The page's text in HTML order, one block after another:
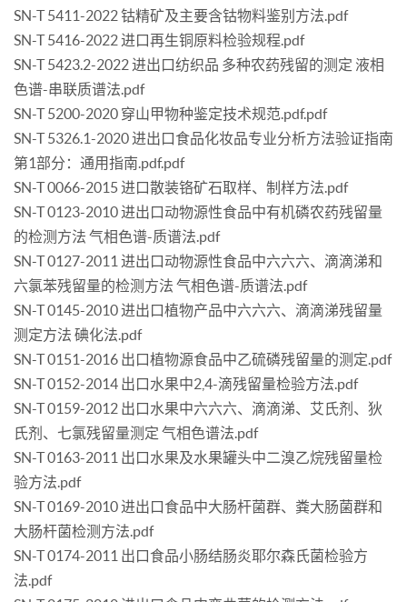
SN-T 5411-2022 钴精矿及主要含钴物料鉴别方法.pdf
SN-T 5416-2022 进口再生铜原料检验规程.pdf
SN-T 5423.2-2022 进出口纺织品 多种农药残留的测定 液相
色谱-串联质谱法.pdf
SN-T 5200-2020 穿山甲物种鉴定技术规范.pdf.pdf
SN-T 5326.1-2020 进出口食品化妆品专业分析方法验证指南
第1部分：通用指南.pdf.pdf
SN-T 0066-2015 进口散装铬矿石取样、制样方法.pdf
SN-T 0123-2010 进出口动物源性食品中有机磷农药残留量
的检测方法 气相色谱-质谱法.pdf
SN-T 0127-2011 进出口动物源性食品中六六六、滴滴涕和
六氯苯残留量的检测方法 气相色谱-质谱法.pdf
SN-T 0145-2010 进出口植物产品中六六六、滴滴涕残留量
测定方法 碘化法.pdf
SN-T 0151-2016 出口植物源食品中乙硫磷残留量的测定.pdf
SN-T 0152-2014 出口水果中2,4-滴残留量检验方法.pdf
SN-T 0159-2012 出口水果中六六六、滴滴涕、艾氏剂、狄
氏剂、七氯残留量测定 气相色谱法.pdf
SN-T 0163-2011 出口水果及水果罐头中二溴乙烷残留量检
验方法.pdf
SN-T 0169-2010 进出口食品中大肠杆菌群、粪大肠菌群和
大肠杆菌检测方法.pdf
SN-T 0174-2011 出口食品小肠结肠炎耶尔森氏菌检验方
法.pdf